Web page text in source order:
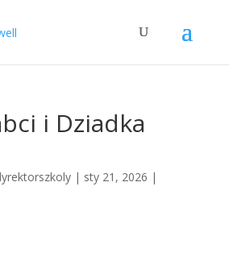
i Dziadka
| sty 21, 2026 |